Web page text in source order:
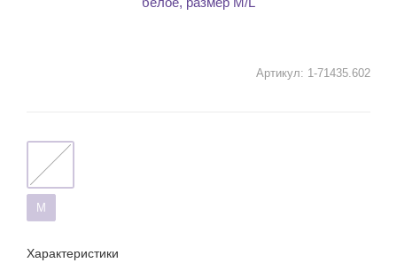
Артикул: 1-71435.602
M
Характеристики